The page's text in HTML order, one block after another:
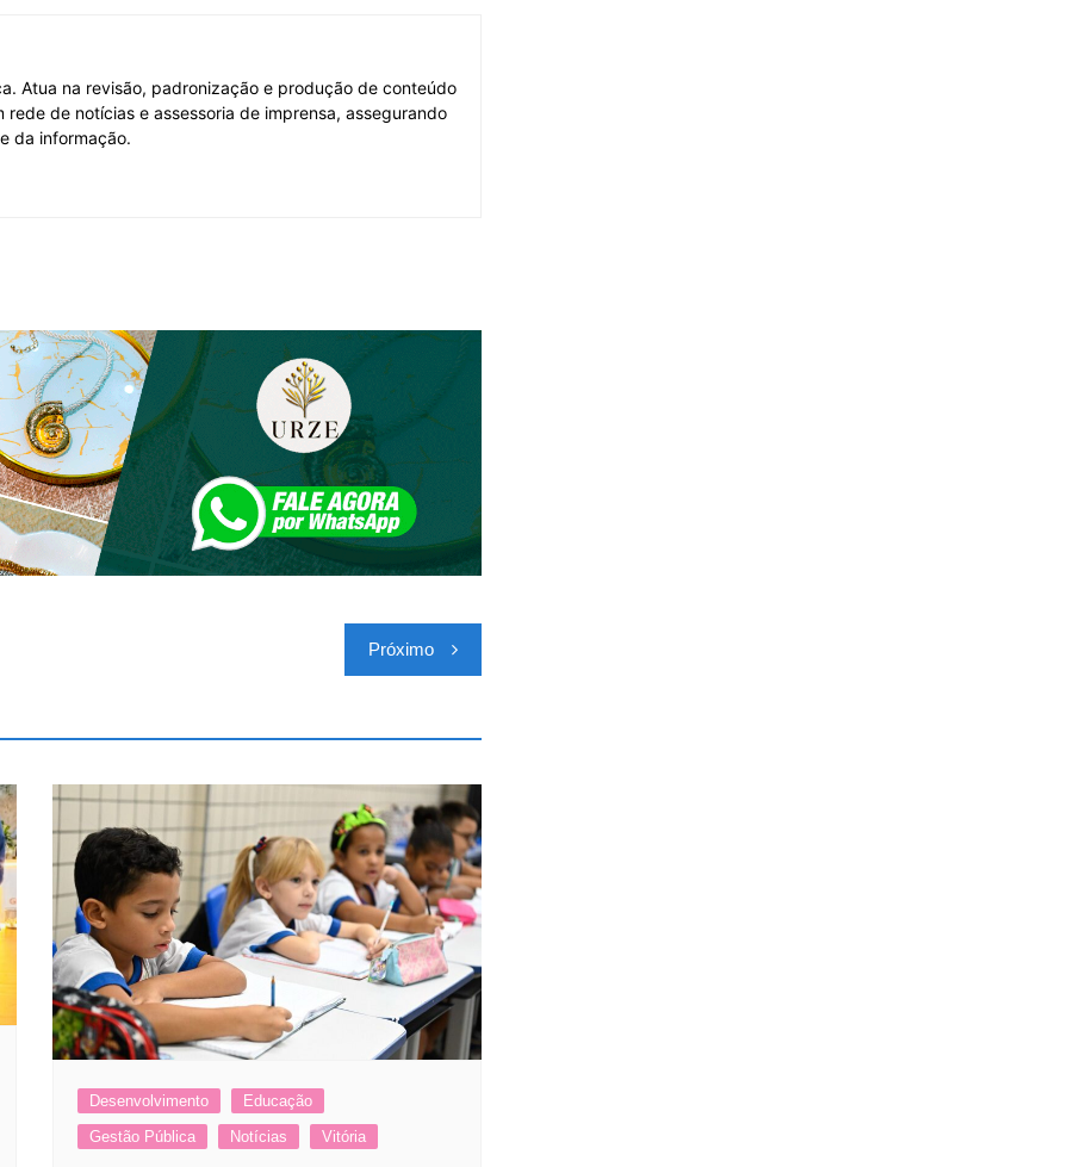
Atua na revisão, padronização e produção de conteúdo
rede de notícias e assessoria de imprensa, assegurando
da informação.
Próximo
Desenvolvimento
Educação
Gestão Pública
Notícias Vitória